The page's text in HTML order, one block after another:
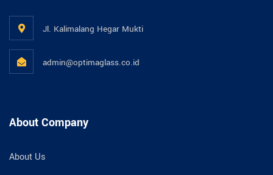
Jl. Kalimalang Hegar Mukti
admin@optimaglass.co.id
About Company
About Us